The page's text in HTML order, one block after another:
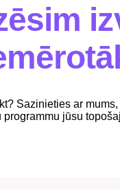
Sazinieties ar
programmu jūsu